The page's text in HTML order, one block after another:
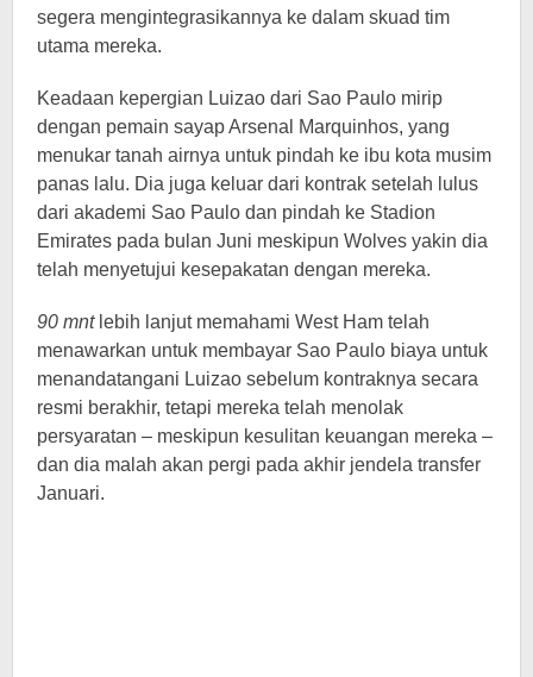
segera mengintegrasikannya ke dalam skuad tim
utama mereka.
Keadaan kepergian Luizao dari Sao Paulo mirip
dengan pemain sayap Arsenal Marquinhos, yang
menukar tanah airnya untuk pindah ke ibu kota musim
panas lalu. Dia juga keluar dari kontrak setelah lulus
dari akademi Sao Paulo dan pindah ke Stadion
Emirates pada bulan Juni meskipun Wolves yakin dia
telah menyetujui kesepakatan dengan mereka.
90 mntlebih lanjut memahami West Ham telah
menawarkan untuk membayar Sao Paulo biaya untuk
menandatangani Luizao sebelum kontraknya secara
resmi berakhir, tetapi mereka telah menolak
persyaratan – meskipun kesulitan keuangan mereka –
dan dia malah akan pergi pada akhir jendela transfer
Januari.